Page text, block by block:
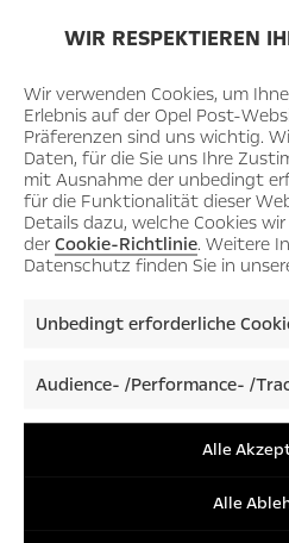
WIR RESPEKTIEREN
Wir verwenden Cookies, um
Erlebnis auf der Opel Post-
Präferenzen sind uns wichtig.
Daten, für die Sie uns Ihre
mit Ausnahme der unbedingt
für die Funktionalität dieser
Details dazu, welche Cookies
der Cookie-Richtlinie. Weitere
Datenschutz finden Sie in
Unbedingt erforderliche
Audience- /Performance- /
Alle
Alle